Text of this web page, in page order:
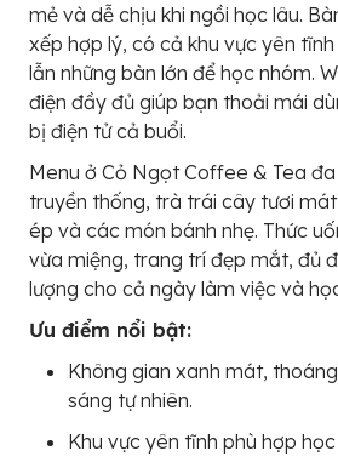
mẻ và dễ chịu khi ngồi học lâu.
xếp hợp lý, có cả khu vực yên
lẫn những bàn lớn để học nhóm.
điện đầy đủ giúp bạn thoải mái
bị điện tử cả buổi.
Menu ở Cỏ Ngọt Coffee & Tea
truyền thống, trà trái cây tươi
ép và các món bánh nhẹ. Thức
vừa miệng, trang trí đẹp mắt, đủ
lượng cho cả ngày làm việc và
Ưu điểm nổi bật:
Không gian xanh mát,
sáng tự nhiên.
Khu vực yên tĩnh phù hợp